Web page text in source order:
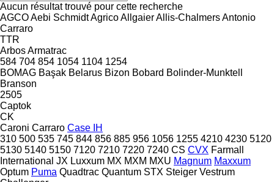
Aucun résultat trouvé pour cette recherche
AGCOAebi SchmidtAgricoAllgaierAllis-ChalmersAntonio
Carraro
TTR
ArbosArmatrac
584 704 854 1054 1104 1254
BOMAG Başak Belarus Bizon Bobard Bolinder-Munktell
Branson
2505
Captok
CK
Caroni Carraro Case IH
310 500 535 745 844 856 885 956 1056 1255 4210 4230 5120
5130 5140 5150 7120 7210 7220 7240 CS CVX Farmall
International JX Luxxum MX MXM MXU Magnum Maxxum
Optum Puma Quadtrac Quantum STX Steiger Vestrum